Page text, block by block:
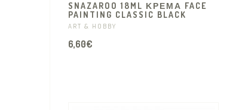
SNAZAROO 18ML ΚΡΕΜΑ FACE
PAINTING CLASSIC BLACK
ART & HOBBY
6,60€